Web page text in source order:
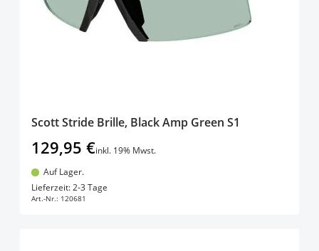
Scott Stride Brille, Black Amp Green S1
129,95 €inkl. 19% Mwst.
Auf Lager.
Lieferzeit: 2-3 Tage
Art.-Nr.: 120681